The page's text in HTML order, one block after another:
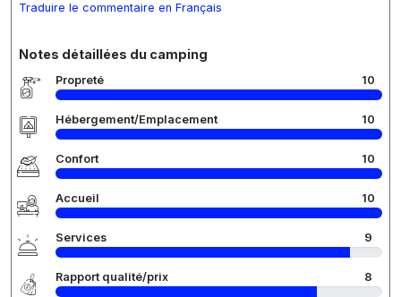
Traduire le commentaire en Français
Notes détaillées du camping
Propreté 10
Hébergement/Emplacement 10
Confort 10
Accueil 10
Services 9
Rapport qualité/prix 8